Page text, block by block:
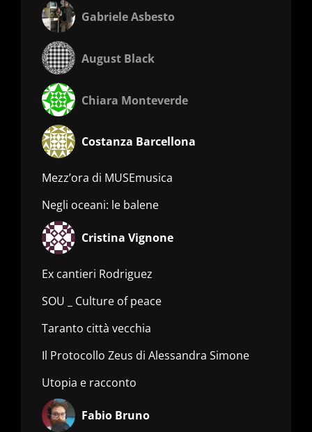
Gabriele Asbesto
August Black
Chiara Monteverde
Costanza Barcellona
Mezz’ora di MUSEmusica
Negli oceani: le balene
Cristina Vignone
Ex cantieri Rodriguez
SOU _ Culture of peace
Taranto città vecchia
Il Protocollo Zeus di Alessandra Simone
Utopia e racconto
Fabio Bruno